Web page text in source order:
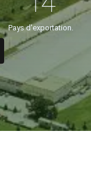
Pays d'exportation.